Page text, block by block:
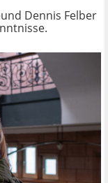
Dennis Felber